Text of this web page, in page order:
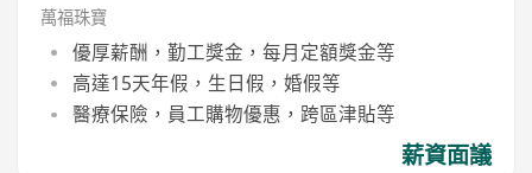
萬福珠寶
優厚薪酬，勤工獎金，每月定額獎金等
高達15天年假，生日假，婚假等
醫療保險，員工購物優惠，跨區津貼等
薪資面議